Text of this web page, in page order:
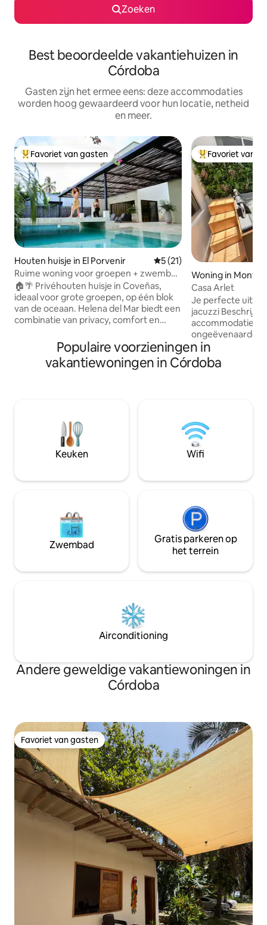
Zoeken
Best beoordeelde vakantiehuizen in
Córdoba
Gasten zijn het ermee eens: deze accommodaties
worden hoog gewaardeerd voor hun locatie, netheid
en meer.
Topfavoriet van gasten
Favoriet van gasten
Houten huisje in El Porvenir Gemiddelde beoordeling
5 (21)
Ruime woning voor groepen + zwembad
+ airco + wifi @Coveñas
🏠🌴 Privéhouten huisje in Coveñas,
ideaal voor grote groepen, op één blok
van de oceaan. Helena del Mar biedt een
combinatie van privacy, comfort en
voor gezinnen en vrienden, met hulp in
de keuken en bij de schoonmaak
overdag, zodat jullie je alleen maar
ontspannen en uitrusten in de rust van
de plek, zonder je zorgen te maken over
de details. Je verblijf is in de beste
Topfavoriet van
Favoriet van
Woning in
Casa Arlet
Je perfecte
jacuzzi
accommodatie:
ongeëvenaarde
die is ontworpen
Ons huis
inrichting met
warmte van
en een inrichting
te laten
verzeker je van je
Populaire voorzieningen in
vakantiewoningen in Córdoba
Keuken Wifi
Zwembad
Gratis parkeren op
het terrein
Airconditioning
Andere geweldige vakantiewoningen in
Córdoba
Favoriet van gasten
Favoriet van gasten